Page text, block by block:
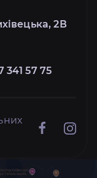
2В
341 57 75